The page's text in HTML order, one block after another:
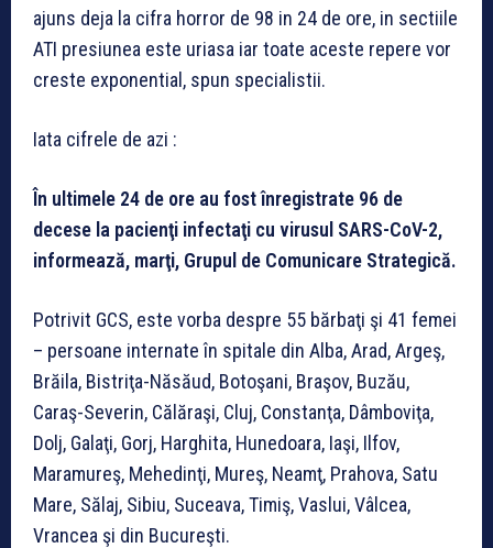
ajuns deja la cifra horror de 98 in 24 de ore, in sectiile
ATI presiunea este uriasa iar toate aceste repere vor
creste exponential, spun specialistii.
Iata cifrele de azi :
În ultimele 24 de ore au fost înregistrate 96 de
decese la pacienţi infectaţi cu virusul SARS-CoV-2,
informează, marţi, Grupul de Comunicare Strategică.
Potrivit GCS, este vorba despre 55 bărbaţi şi 41 femei
– persoane internate în spitale din Alba, Arad, Argeş,
Brăila, Bistriţa-Năsăud, Botoşani, Braşov, Buzău,
Caraş-Severin, Călăraşi, Cluj, Constanţa, Dâmboviţa,
Dolj, Galaţi, Gorj, Harghita, Hunedoara, Iaşi, Ilfov,
Maramureş, Mehedinţi, Mureş, Neamţ, Prahova, Satu
Mare, Sălaj, Sibiu, Suceava, Timiş, Vaslui, Vâlcea,
Vrancea şi din Bucureşti.